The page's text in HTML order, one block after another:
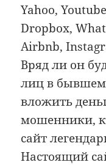
Yahoo,
Dropbox,
Airbnb,
Вряд ли он
лиц в
вложить
мошенники,
сайт
Настоящий